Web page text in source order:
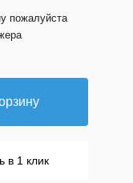
пожалуйста
в 1 клик